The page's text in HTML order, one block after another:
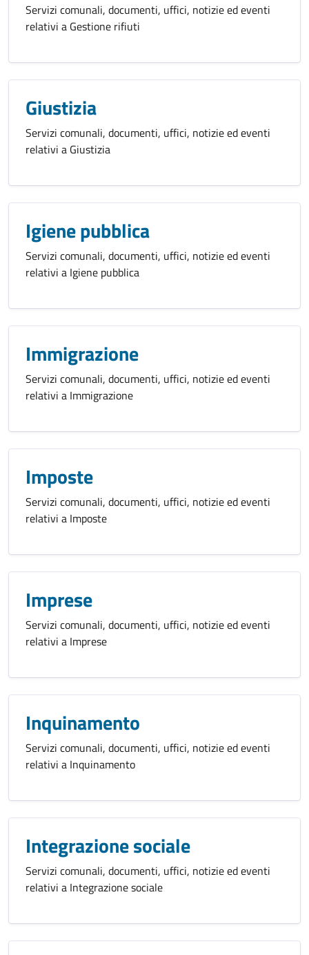
Servizi comunali, documenti, uffici, notizie ed eventi
relativi a Gestione rifiuti
Giustizia
Servizi comunali, documenti, uffici, notizie ed eventi
relativi a Giustizia
Igiene pubblica
Servizi comunali, documenti, uffici, notizie ed eventi
relativi a Igiene pubblica
Immigrazione
Servizi comunali, documenti, uffici, notizie ed eventi
relativi a Immigrazione
Imposte
Servizi comunali, documenti, uffici, notizie ed eventi
relativi a Imposte
Imprese
Servizi comunali, documenti, uffici, notizie ed eventi
relativi a Imprese
Inquinamento
Servizi comunali, documenti, uffici, notizie ed eventi
relativi a Inquinamento
Integrazione sociale
Servizi comunali, documenti, uffici, notizie ed eventi
relativi a Integrazione sociale